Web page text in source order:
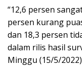
“12,6 persen
persen kurang
dan 18,3 persen
dalam rilis hasil
Minggu (15/5/